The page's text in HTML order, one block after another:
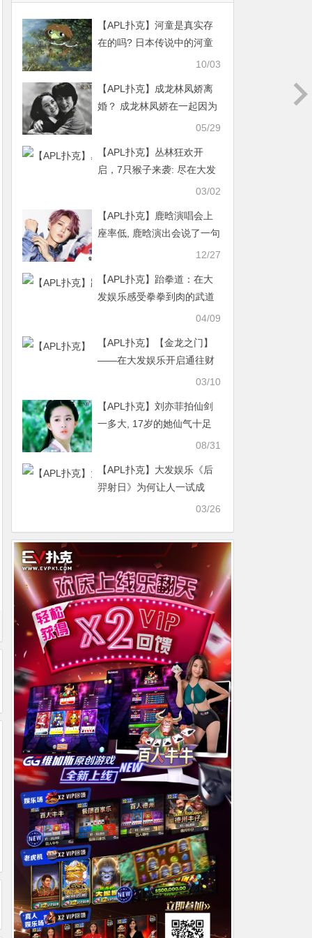
【APL扑克】河童是真实存
在的吗? 日本传说中的河童
10/03
【APL扑克】成龙林凤娇离
婚？ 成龙林凤娇在一起因为
05/29
【APL扑克】丛林狂欢开
启，7只猴子来袭: 尽在大发
03/02
【APL扑克】鹿晗演唱会上
座率低, 鹿晗演出会说了一句
12/27
【APL扑克】跆拳道：在大
发娱乐感受拳拳到肉的武道
04/09
【APL扑克】【金龙之门】
——在大发娱乐开启通往财
03/10
【APL扑克】刘亦菲拍仙剑
一多大, 17岁的她仙气十足
08/31
【APL扑克】大发娱乐《后
羿射日》为何让人一试成
03/26